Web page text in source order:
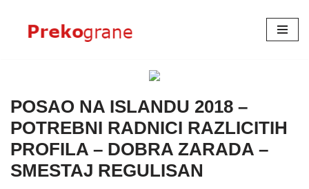
Skoči
POSAO NA ISLANDU 2018 –
POTREBNI RADNICI RAZLICITIH
PROFILA – DOBRA ZARADA –
SMESTAJ REGULISAN